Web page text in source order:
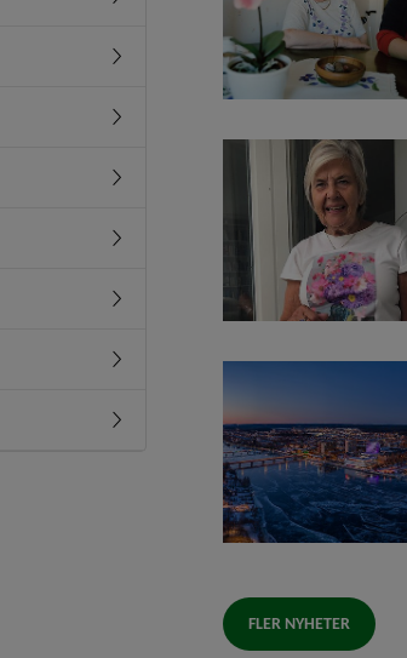
Undermeny för Projektfinansiering
Undermeny för Internationellt arbete
Undermeny för Press- och
Undermeny för Dataskydd, personuppgifter
Undermeny för Konsumentvägledning
Undermeny för Borgerlig vigsel
Undermeny för Kris och beredskap
Undermeny för Felanmälan
FLER NYHETER